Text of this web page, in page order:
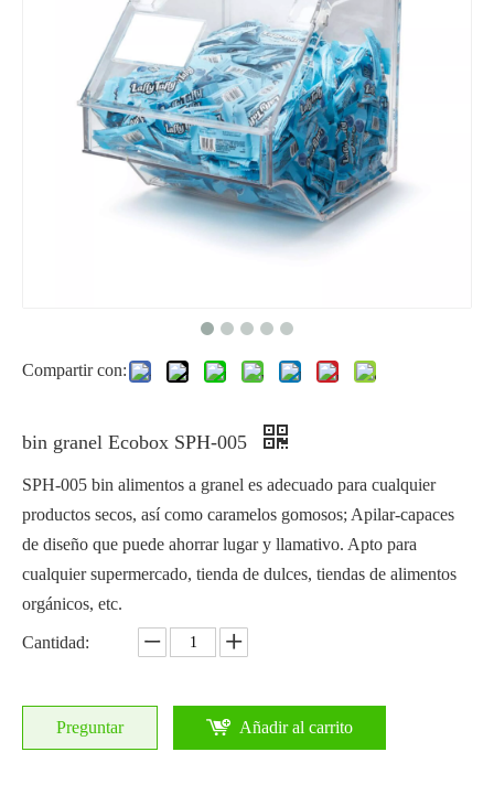
Compartir con:
bin granel Ecobox SPH-005
SPH-005 bin alimentos a granel es adecuado para cualquier
productos secos, así como caramelos gomosos; Apilar-capaces
de diseño que puede ahorrar lugar y llamativo. Apto para
cualquier supermercado, tienda de dulces, tiendas de alimentos
orgánicos, etc.
Cantidad:
Preguntar Añadir al carrito